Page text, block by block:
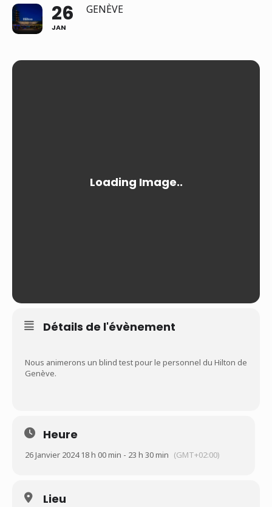
26
JAN
GENÈVE
Détails de l'évènement
Nous animerons un blind test pour le personnel du Hilton de
Genève.
Heure
26 Janvier 2024 18 h 00 min - 23 h 30 min (GMT+02:00)
Lieu